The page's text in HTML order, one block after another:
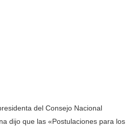
del Consejo Nacional
dijo que las «Postulaciones para los